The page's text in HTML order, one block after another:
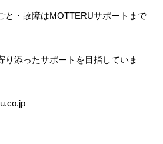
と・故障はMOTTERUサポートまで
り添ったサポートを目指していま